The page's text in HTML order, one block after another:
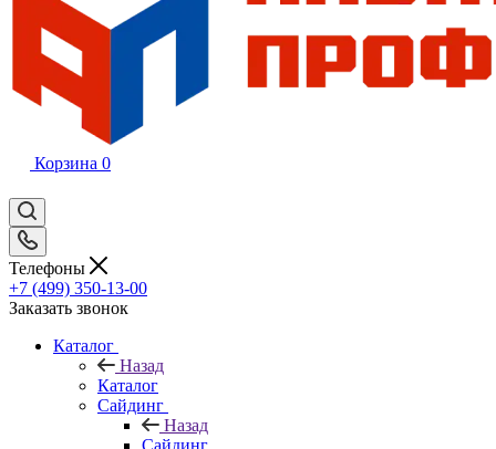
Корзина 0
Телефоны
+7 (499) 350-13-00
Заказать звонок
Каталог
Назад
Каталог
Сайдинг
Назад
Сайдинг